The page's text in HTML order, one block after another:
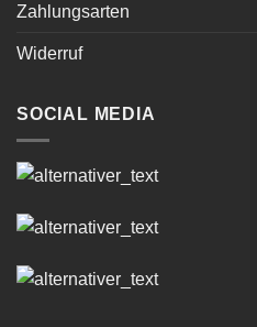
Zahlungsarten
Widerruf
SOCIAL MEDIA